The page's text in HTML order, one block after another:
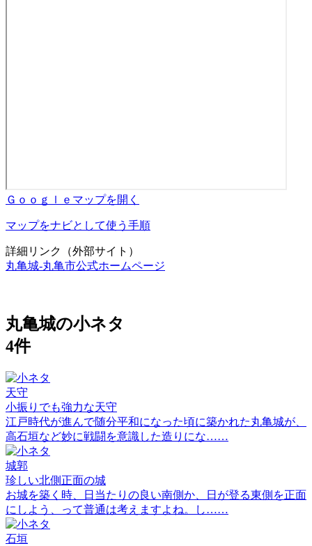
Ｇｏｏｇｌｅマップを開く
マップをナビとして使う手順
詳細リンク（外部サイト）
丸亀城‐丸亀市公式ホームページ
丸亀城の小ネタ
4件
天守
小振りでも強力な天守
江戸時代が進んで随分平和になった頃に築かれた丸亀城が、
高石垣など妙に戦闘を意識した造りにな……
城郭
珍しい北側正面の城
お城を築く時、日当たりの良い南側か、日が登る東側を正面
にしよう、って普通は考えますよね。し……
石垣